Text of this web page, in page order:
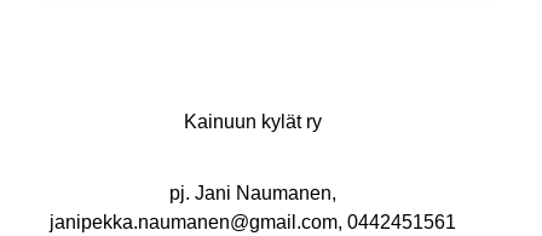
Kainuun kylät ry
pj. Jani Naumanen,
janipekka.naumanen@gmail.com, 0442451561